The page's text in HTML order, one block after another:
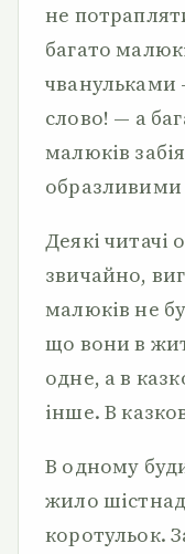
не
багато
чванульками
слово! — а
малюків
образливими
Деякі читачі
звичайно,
малюків не
що вони в
одне, а в
інше. В
В одному
жило
коротульок.